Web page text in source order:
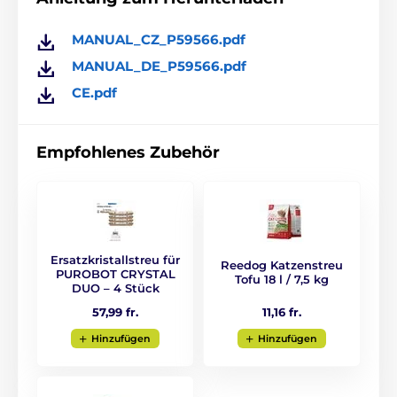
hingehört.
MANUAL_CZ_P59566.pdf
MANUAL_DE_P59566.pdf
CE.pdf
Empfohlenes Zubehör
Ersatzkristallstreu für
PUROBOT CRYSTAL
DUO – 4 Stück
57,99 fr.
Hinzufügen
Reedog Katzenstreu
Tofu 18 l / 7,5 kg
11,16 fr.
Hinzufügen